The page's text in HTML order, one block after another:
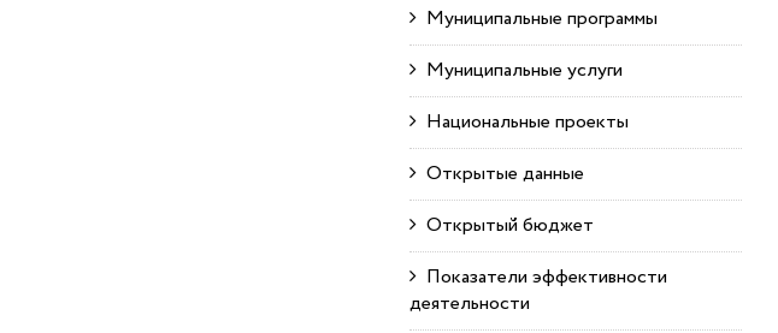
Муниципальные программы
Муниципальные услуги
Национальные проекты
Открытые данные
Открытый бюджет
Показатели эффективности
деятельности